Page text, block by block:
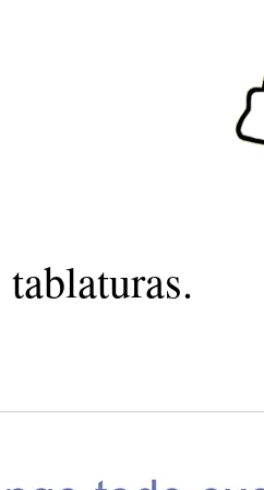
tablaturas.